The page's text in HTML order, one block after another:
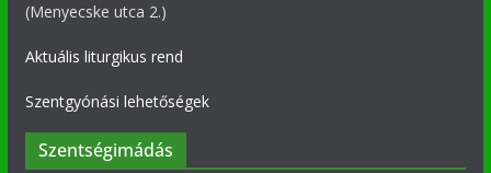
(Menyecske utca 2.)
Aktuális liturgikus rend
Szentgyónási lehetőségek
Szentségimádás